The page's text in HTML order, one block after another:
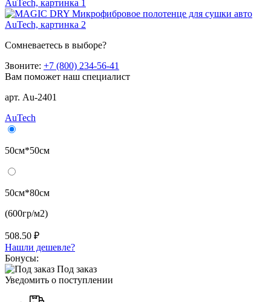
Сомневаетесь в выборе?
Звоните: +7 (800) 234-56-41
Вам поможет наш специалист
арт. Au-2401
AuTech
50см*50см
50см*80см
(600гр/м2)
508.50 ₽
Нашли дешевле?
Бонусы:
Под заказ
Уведомить о поступлении